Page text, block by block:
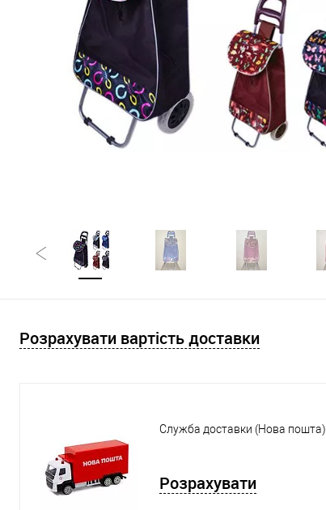
Розрахувати вартість доставки
Служба доставки (Нова пошта)
Розрахувати